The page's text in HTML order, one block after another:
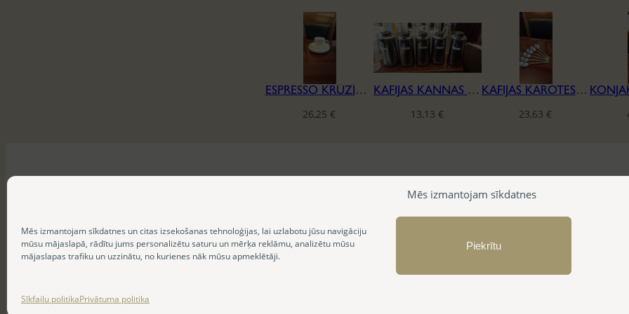
Mēs izmantojam sīkdatnes
Mēs izmantojam sīkdatnes un citas izsekošanas tehnoloģijas, lai uzlabotu jūsu navigāciju
mūsu mājaslapā, rādītu jums personalizētu saturu un mērķa reklāmu, analizētu mūsu
mājaslapas trafiku un uzzinātu, no kurienes nāk mūsu apmeklētāji.
Piekrītu
Sīkfailu politikaPrivātuma politika
ESPRESSO KRŪZĪTE AR 2 APAKŠTASĒM, VILLEROY & BOCH, SĒRIJA IVOIRE
26,25€
KAFIJAS KANNAS UN KARSTĀ ŪDENS TERMOSI
13,13€
KAFIJAS KAROTES VILLEROY & BOCH, SĒRIJA ELLA
23,63€